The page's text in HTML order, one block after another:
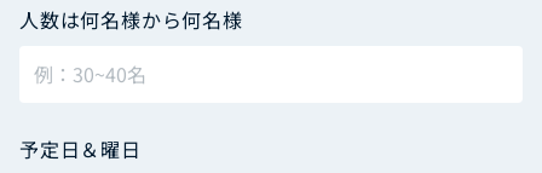
人数は何名様から何名様
予定日＆曜日